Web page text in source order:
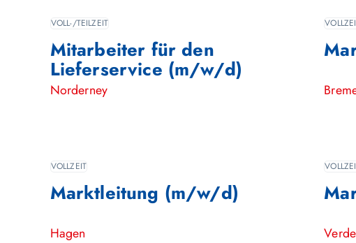
Mitarbeiter für den
Lieferservice (m/w/d)
Norderney
VOLL-/TEILZEIT
Marktleitung (m/w/d)
Hagen
VOLLZEIT